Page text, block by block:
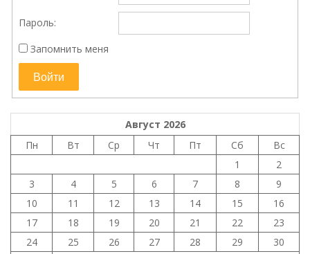
Пароль:
Запомнить меня
Войти
Август 2026
Пн
Вт Ср Чт Пт Сб
Вс
1
2
3
4 5 6 7 8
9
10
11 12 13 14 15
16
17
18 19 20 21 22
23
24
25 26 27 28 29
30